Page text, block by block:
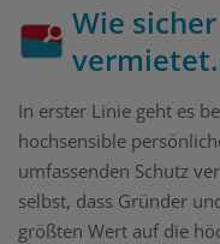
Wie
In erster Linie geht es
hochsensible
umfassenden Schutz
selbst, dass Gründer
größten Wert auf die